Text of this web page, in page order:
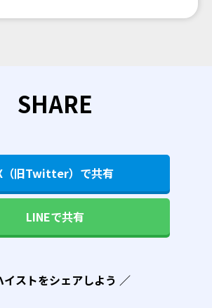
SHARE
（旧Twitter）で共有
LINEで共有
イストをシェアしよう ／